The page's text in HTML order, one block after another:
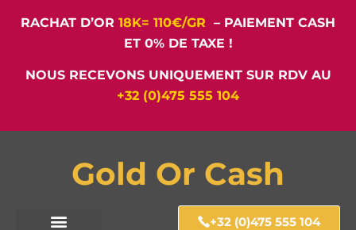
RACHAT D’OR 18K= 110€/GR – PAIEMENT CASH
ET 0% DE TAXE !
NOUS RECEVONS UNIQUEMENT SUR RDV AU
+32 (0)475 555 104
Gold Or Cash
+32 (0)475 555 104